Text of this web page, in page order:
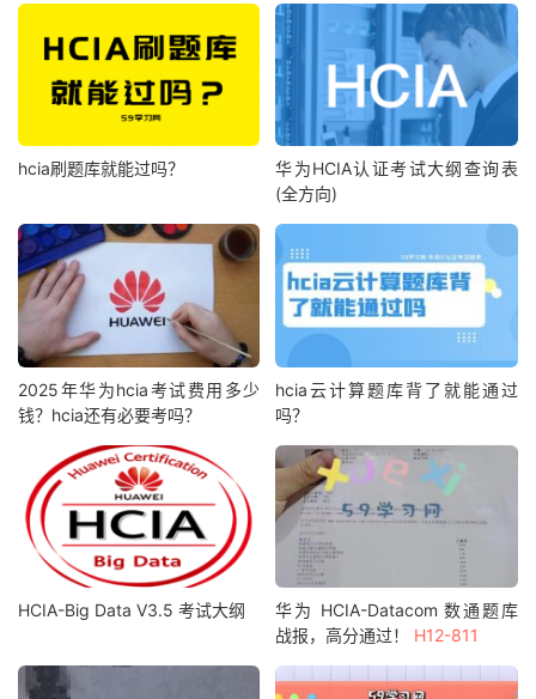
hcia刷题库就能过吗？
华为HCIA认证考试大纲查询表
(全方向)
2025年华为hcia考试费用多少
钱？hcia还有必要考吗？
hcia云计算题库背了就能通过
吗？
HCIA-Big Data V3.5 考试大纲
华为 HCIA-Datacom 数通题库
战报，高分通过！ H12-811